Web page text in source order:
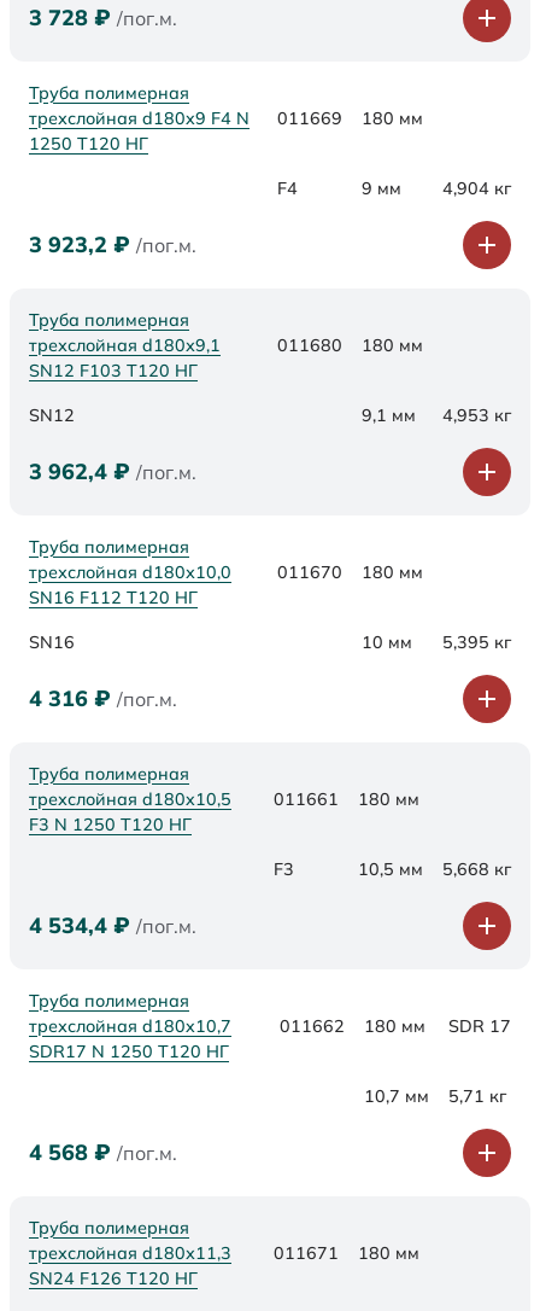
3 728 ₽ /пог.м.
Труба полимерная
трехслойная d180x9 F4 N
1250 Т120 НГ
011669 180 мм
F4 9 мм 4,904 кг
3 923,2 ₽ /пог.м.
Труба полимерная
трехслойная d180х9,1
SN12 F103 Т120 НГ
011680 180 мм
SN12 9,1 мм 4,953 кг
3 962,4 ₽ /пог.м.
Труба полимерная
трехслойная d180х10,0
SN16 F112 Т120 НГ
011670 180 мм
SN16 10 мм 5,395 кг
4 316 ₽ /пог.м.
Труба полимерная
трехслойная d180x10,5
F3 N 1250 Т120 НГ
011661 180 мм
F3 10,5 мм 5,668 кг
4 534,4 ₽ /пог.м.
Труба полимерная
трехслойная d180x10,7
SDR17 N 1250 Т120 НГ
011662 180 мм SDR 17
10,7 мм 5,71 кг
4 568 ₽ /пог.м.
Труба полимерная
трехслойная d180х11,3
SN24 F126 Т120 НГ
011671 180 мм